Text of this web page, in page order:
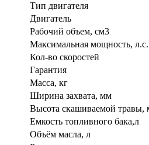
Тип двигателя
Двигатель
Рабочий объем, см3
Максимальная мощность, л.с.
Кол-во скоростей
Гарантия
Масса, кг
Ширина захвата, мм
Высота скашиваемой травы,
Емкость топливного бака,л
Объём масла, л